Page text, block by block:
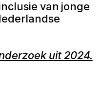
van jonge
uit 2024.